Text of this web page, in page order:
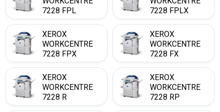
7228 FPL
7228 FPLX
XEROX
WORKCENTRE
7228 FPX
XEROX
WORKCENTRE
7228 FX
XEROX
WORKCENTRE
7228 R
XEROX
WORKCENTRE
7228 RP